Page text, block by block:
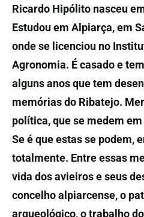
Ricardo Hipólito nasceu
Estudou em Alpiarça, em
onde se licenciou no
Agronomia. É casado e
alguns anos que tem
memórias do Ribatejo.
política, que se medem
Se é que estas se podem,
totalmente. Entre essas
vida dos avieiros e seus
concelho alpiarcense, o
arqueológico, o trabalho